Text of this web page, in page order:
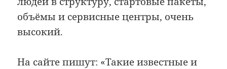
объёмы и сервисные центры, очень
высокий.
На сайте пишут: «Такие известные и